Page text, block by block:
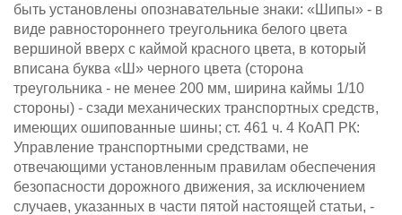
быть установлены опознавательные знаки: «Шипы» - в
виде равностороннего треугольника белого цвета
вершиной вверх с каймой красного цвета, в который
вписана буква «Ш» черного цвета (сторона
треугольника - не менее 200 мм, ширина каймы 1/10
стороны) - сзади механических транспортных средств,
имеющих ошипованные шины; ст. 461 ч. 4 КоАП РК:
Управление транспортными средствами, не
отвечающими установленным правилам обеспечения
безопасности дорожного движения, за исключением
случаев, указанных в части пятой настоящей статьи, -